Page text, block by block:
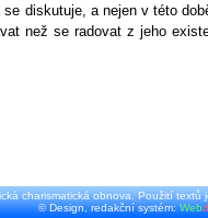
diskutuje, a nejen v této
než se radovat z jeho
charismatická obnova. Použití textů
© Design, redakční systém:Web